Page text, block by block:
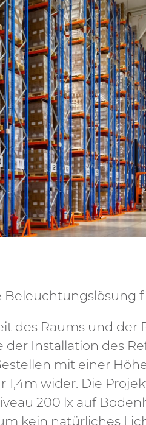
Beleuchtungslösung
des Raums und der
der Installation des
mit einer
1,4m wider. Die
200 lx auf
kein natürliches